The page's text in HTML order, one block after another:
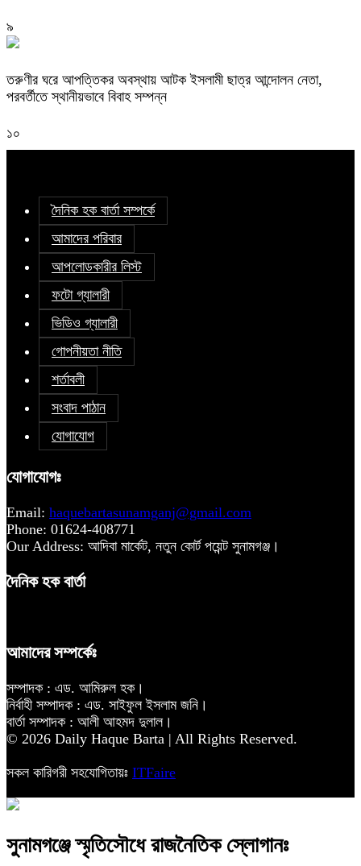
৯
তরুণীর ঘরে আপত্তিকর অবস্থায় আটক ইসলামী ছাত্র আন্দোলন নেতা,
পরবর্তীতে স্থানীয়ভাবে বিবাহ সম্পন্ন
১০
দৈনিক হক বার্তা সম্পর্কে
আমাদের পরিবার
আপলোডকারীর লিস্ট
ফটো গ্যালারী
ভিডিও গ্যালারী
গোপনীয়তা নীতি
শর্তাবলী
সংবাদ পাঠান
যোগাযোগ
যোগাযোগঃ
Email: haquebartasunamganj@gmail.com
Phone: 01624-408771
Our Address: আদিবা মার্কেট, নতুন কোর্ট পয়েন্ট সুনামগঞ্জ।
দৈনিক হক বার্তা
আমাদের সম্পর্কেঃ
সম্পাদক : এড. আমিরুল হক।
নির্বাহী সম্পাদক : এড. সাইফুল ইসলাম জনি।
বার্তা সম্পাদক : আলী আহমদ দুলাল।
© 2026 Daily Haque Barta | All Rights Reserved.
সকল কারিগরী সহযোগিতায়ঃ ITFaire
সুনামগঞ্জে স্মৃতিসৌধে রাজনৈতিক স্লোগানঃ